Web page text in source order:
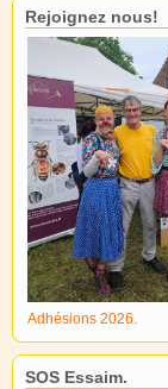
Rejoignez nous!
Adhésions 2026.
SOS Essaim.